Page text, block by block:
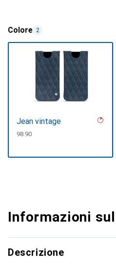
Colore 2
Jean vintage
CHF
98.90
Informazioni
Descrizione